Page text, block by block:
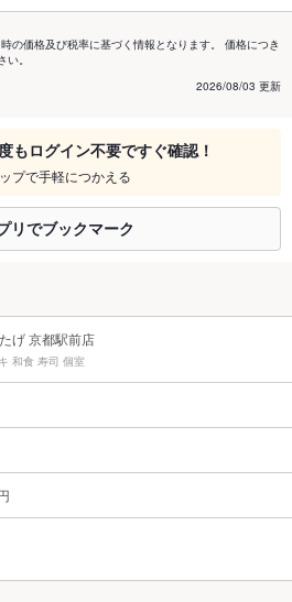
の価格及び税率に基づく情報となります。 価格につき
。
2026/08/03 更新
もログイン不要ですぐ確認！
プで手軽につかえる
リでブックマーク
げ 京都駅前店
和食 寿司 個室